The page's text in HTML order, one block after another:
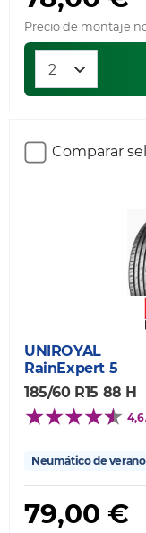
Precio de montaje
Comparar
UNIROYAL
RainExpert 5
185/60 R15 88 H
Neumático de
79,00 €